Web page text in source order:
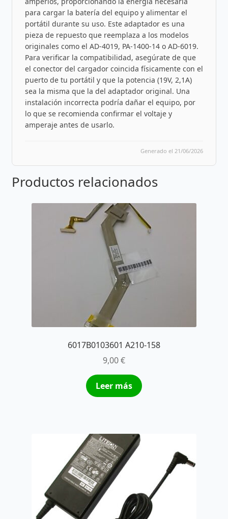
para cargar la batería del equipo y alimentar el
portátil durante su uso. Este adaptador es una
pieza de repuesto que reemplaza a los modelos
originales como el AD-4019, PA-1400-14 o AD-6019.
Para verificar la compatibilidad, asegúrate de que
el conector del cargador coincida físicamente con el
puerto de tu portátil y que la potencia (19V, 2,1A)
sea la misma que la del adaptador original. Una
instalación incorrecta podría dañar el equipo, por
lo que se recomienda confirmar el voltaje y
amperaje antes de usarlo.
Generado el 21/06/2026
Productos relacionados
6017B0103601 A210-158
9,00€
Leer más